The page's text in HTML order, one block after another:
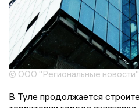
© ООО "Региональные новости"
В Туле продолжается